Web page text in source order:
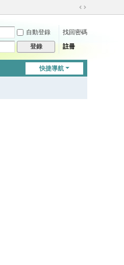
切
到
自動登錄
找回密碼
登錄 註冊
快捷導航